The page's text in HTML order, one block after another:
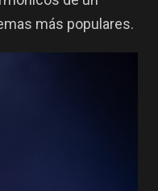
más populares.